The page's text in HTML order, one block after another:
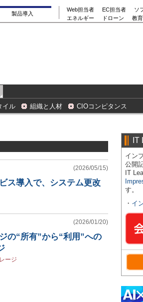
製品導入
Web担当者 EC担当者
ソ
エネルギー
ドローン 教
イル 組織と人材 CIOコンピタンス
(2026/05/15)
ス導入で、システム更改
(2026/01/20)
の“所有”から“利用”への
ージ
IT
イン
公開
IT
す。
・ イ